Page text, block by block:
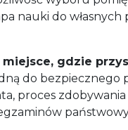
nauki do
miejsce, gdzie
do bezpiecznego
proces